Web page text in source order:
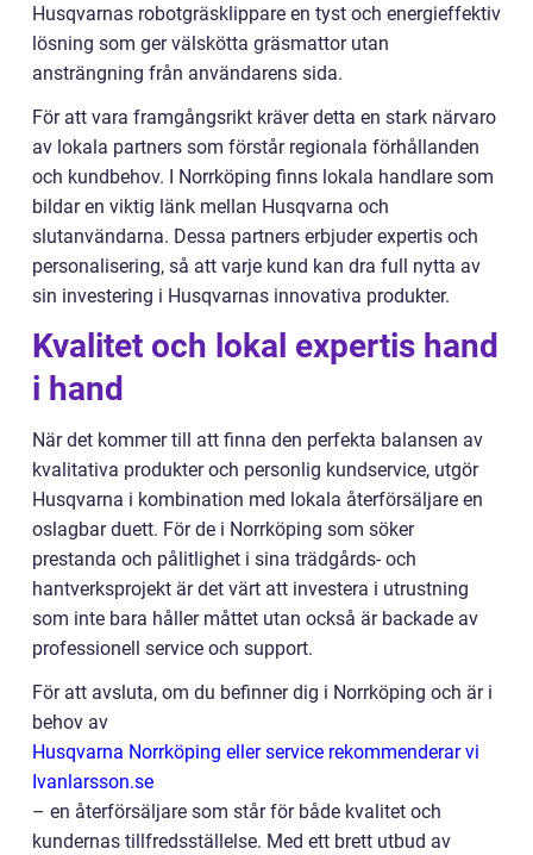
Husqvarnas robotgräsklippare en tyst och energieffektiv
lösning som ger välskötta gräsmattor utan
ansträngning från användarens sida.
För att vara framgångsrikt kräver detta en stark närvaro
av lokala partners som förstår regionala förhållanden
och kundbehov. I Norrköping finns lokala handlare som
bildar en viktig länk mellan Husqvarna och
slutanvändarna. Dessa partners erbjuder expertis och
personalisering, så att varje kund kan dra full nytta av
sin investering i Husqvarnas innovativa produkter.
Kvalitet och lokal expertis hand
i hand
När det kommer till att finna den perfekta balansen av
kvalitativa produkter och personlig kundservice, utgör
Husqvarna i kombination med lokala återförsäljare en
oslagbar duett. För de i Norrköping som söker
prestanda och pålitlighet i sina trädgårds- och
hantverksprojekt är det värt att investera i utrustning
som inte bara håller måttet utan också är backade av
professionell service och support.
För att avsluta, om du befinner dig i Norrköping och är i
behov av
Husqvarna Norrköping eller service rekommenderar vi
Ivanlarsson.se
– en återförsäljare som står för både kvalitet och
kundernas tillfredsställelse. Med ett brett utbud av